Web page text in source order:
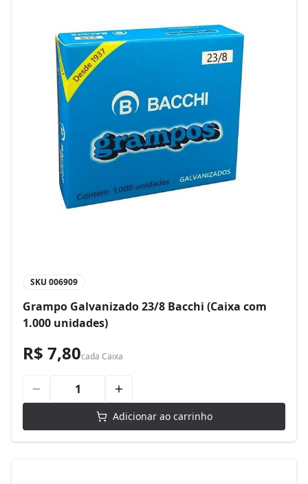
SKU 006909
Grampo Galvanizado 23/8 Bacchi (Caixa com
1.000 unidades)
R$ 7,80cada Caixa
Adicionar ao carrinho